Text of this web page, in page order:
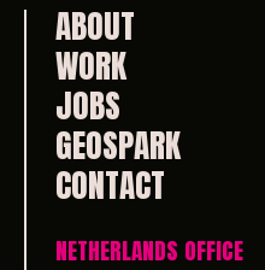
ABOUT
WORK
JOBS
GEOSPARK
CONTACT
NETHERLANDS OFFICE